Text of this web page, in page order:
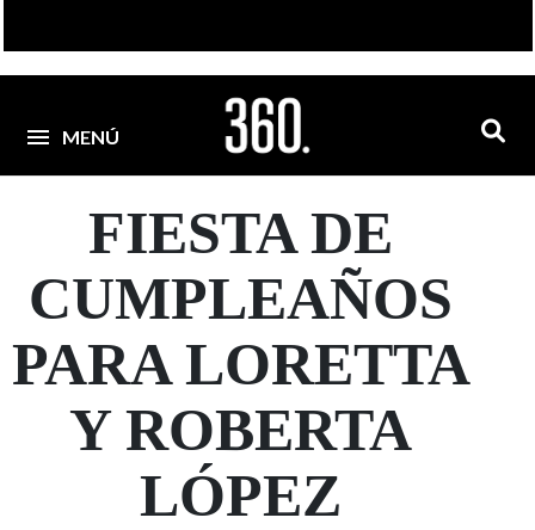
MENÚ
FIESTA DE
CUMPLEAÑOS
PARA LORETTA
Y ROBERTA
LÓPEZ